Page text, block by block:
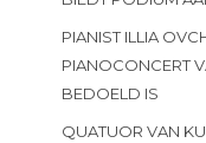
PIANIST ILLIA
PIANOCONCERT
BEDOELD IS
QUATUOR VAN